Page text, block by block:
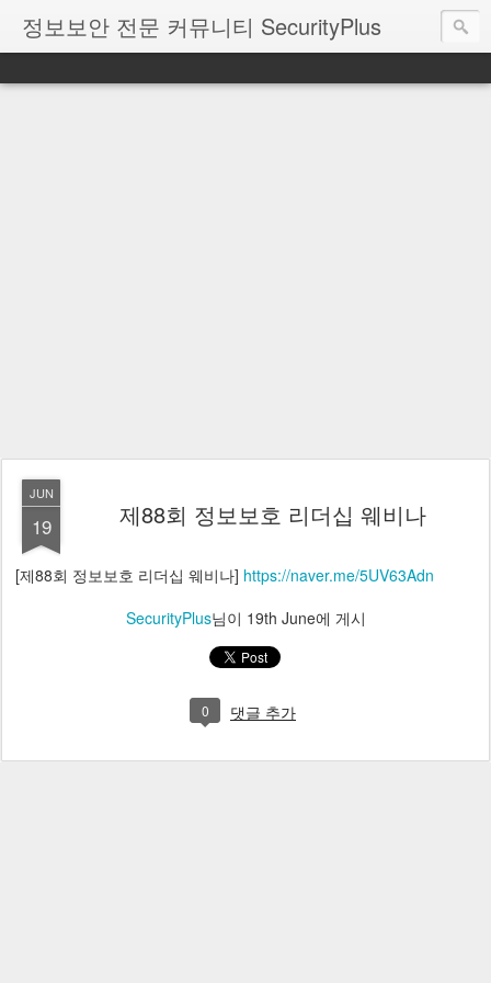
정보보안 전문 커뮤니티 SecurityPlus
JUN
19 제88회 정보보호 리더십 웨비나
[제88회 정보보호 리더십 웨비나] https://naver.me/5UV63Adn
SecurityPlus님이 19th June에 게시
0 댓글 추가